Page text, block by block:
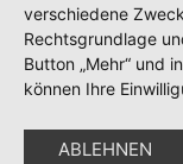
verschiedene
Rechtsgrundlage
Button „Mehr“ und
können Ihre
ABLEHNEN